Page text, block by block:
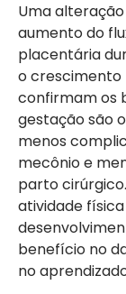
Uma
aumento do
placentária
o crescimento
confirmam os
gestação são
menos
mecônio e
parto
atividade
benefício no
no